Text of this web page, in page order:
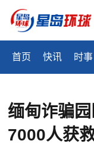
首页 快讯 时事
缅甸诈骗
7000人获